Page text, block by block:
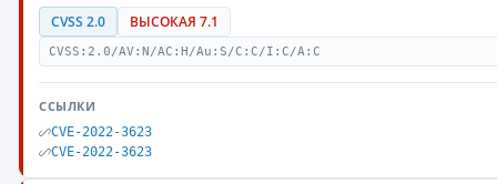
CVSS 2.0 ВЫСОКАЯ 7.1
CVSS:2.0/AV:N/AC:H/Au:S/C:C/I:C/A:C
ССЫЛКИ
CVE-2022-3623
CVE-2022-3623